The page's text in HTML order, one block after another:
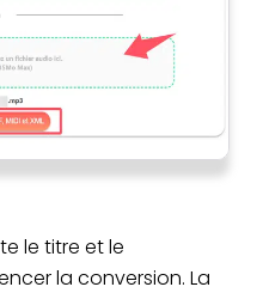
le titre et le
la conversion. La